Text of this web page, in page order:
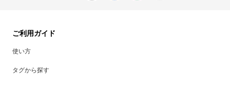
ご利用ガイド
使い方
タグから探す